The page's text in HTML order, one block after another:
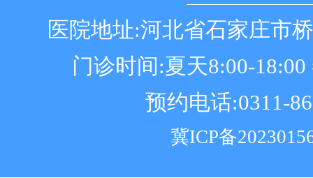
医院地址:河北省石家庄市
门诊时间:夏天8:00-18:00
预约电话:0311-
冀ICP备